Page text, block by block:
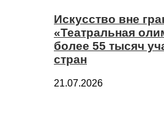
Искусство вне
«Театральная
более 55 тысяч
стран
21.07.2026